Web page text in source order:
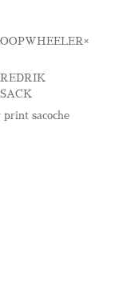
print sacoche